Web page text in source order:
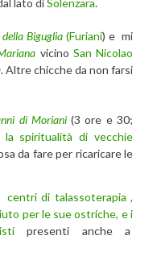
lato diSolenzara.
Biguglia (Furiani) e mi
vicino San Nicolao
. Altre chicche da non farsi
di Moriani(3 ore e 30;
la spiritualità di vecchie
da fare per ricaricare le
di talassoterapia ,
per le sue ostriche, e i
presenti anche a